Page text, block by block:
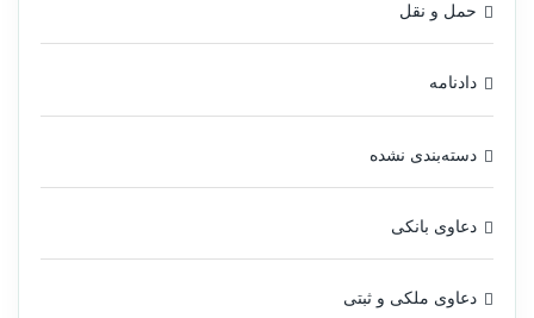
حمل و نقل
دادنامه
دسته‌بندی نشده
دعاوی بانکی
دعاوی ملکی و ثبتی